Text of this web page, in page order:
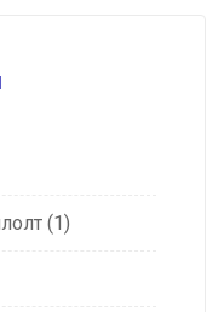
(1)